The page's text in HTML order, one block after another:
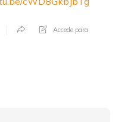
Accede para